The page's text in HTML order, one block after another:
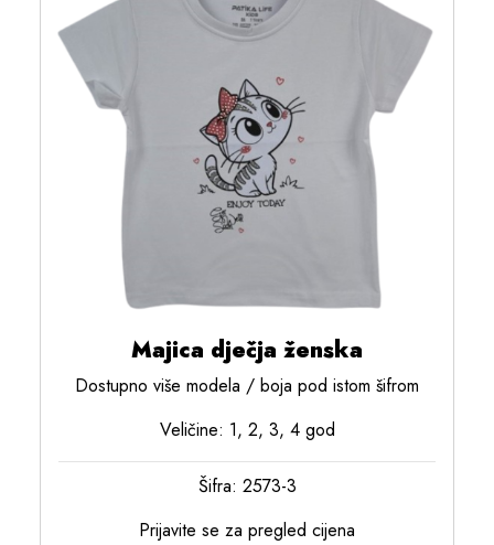
Majica dječja ženska
Dostupno više modela / boja pod istom šifrom
Veličine: 1, 2, 3, 4 god
Šifra: 2573-3
Prijavite se za pregled cijena